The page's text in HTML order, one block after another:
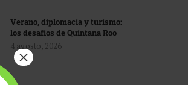
Verano, diplomacia y turismo:
los desafíos de Quintana Roo
4 agosto, 2026
×